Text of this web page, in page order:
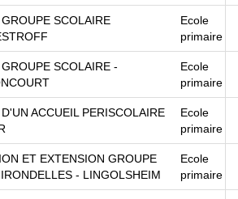
SCOLAIRE
Ecole
primaire
SCOLAIRE -
Ecole
primaire
ACCUEIL PERISCOLAIRE
Ecole
primaire
ET EXTENSION GROUPE
- LINGOLSHEIM
Ecole
primaire